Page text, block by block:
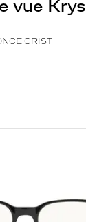
vue Krys
CRIST